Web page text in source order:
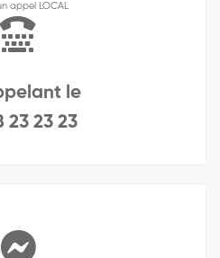
appel LOCAL
le
23 23 23